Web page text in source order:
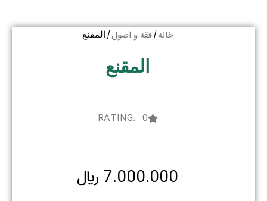
خانه/فقه و اصول/ المقنع
المقنع
RATING: 0
7.000.000 ﷼